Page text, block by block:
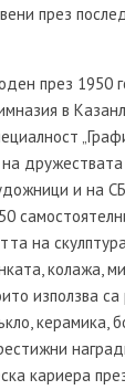
през
през 1950
в
и на
на
колажа,
използва
керамика,
кариера